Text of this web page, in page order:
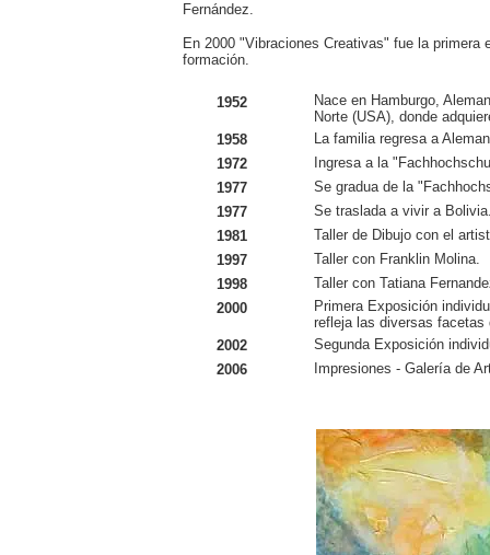
Fernández.
En 2000 "Vibraciones Creativas" fue la
formación.
1952
Nace en Hamburgo,
Norte (USA), donde
1958
La familia regresa a
1972
Ingresa a la
1977
Se gradua de la
1977
Se traslada a vivir a
1981
Taller de Dibujo con el
1997
Taller con Franklin Molina.
1998
Taller con Tatiana
2000
Primera Exposición
refleja las diversas facetas
2002
Segunda Exposición
2006
Impresiones - Galería de